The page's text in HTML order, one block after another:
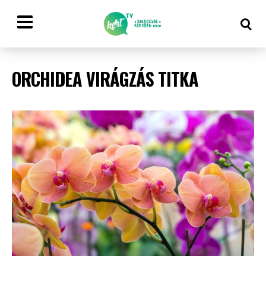
ORCHIDEA VIRÁGZÁS TITKA